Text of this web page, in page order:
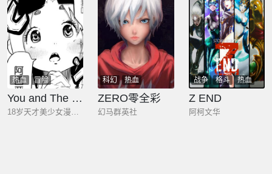
热血 冒险
You and The Word
18岁天才美少女漫画家
科幻 热血
ZERO零全彩
幻马群英社
战争 格斗 热血
Z END
阿柯文华